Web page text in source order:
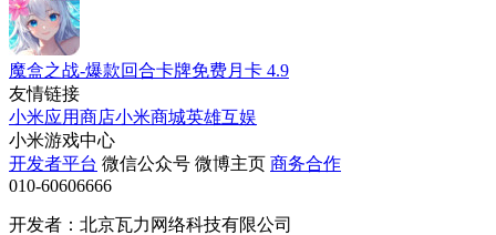
魔盒之战-爆款回合卡牌免费月卡 4.9
友情链接
小米应用商店小米商城英雄互娱
小米游戏中心
开发者平台 微信公众号 微博主页 商务合作
010-60606666
开发者：北京瓦力网络科技有限公司